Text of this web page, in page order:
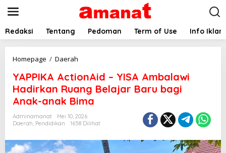
t
Redaksi Tentang Pedoman Term of Use Info Iklan
Homepage / Daerah
P
P
I
K
A
A
t
YAPPIKA ActionAid – YISA Ambalawi
Hadirkan Ruang Belajar Baru bagi
Anak-anak Bima
Adminamanat
Mei 10, 2026
Daerah, Pendidikan 1658 Dilihat